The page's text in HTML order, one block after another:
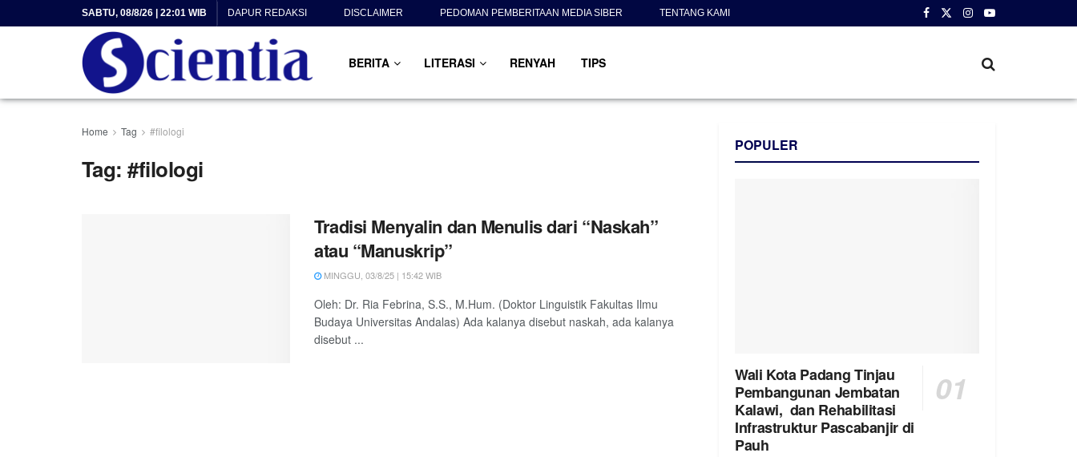
SABTU, 08/8/26 | 22:01 WIB DAPUR REDAKSI DISCLAIMER PEDOMAN PEMBERITAAN MEDIA SIBER TENTANG KAMI
BERITA LITERASI RENYAH TIPS
Home Tag #filologi
Tag:#filologi
Tradisi Menyalin dan Menulis dari “Naskah”
atau “Manuskrip”
MINGGU, 03/8/25 | 15:42 WIB
Oleh: Dr. Ria Febrina, S.S., M.Hum. (Doktor Linguistik Fakultas Ilmu
Budaya Universitas Andalas) Ada kalanya disebut naskah, ada kalanya
disebut ...
POPULER
Wali Kota Padang Tinjau
Pembangunan Jembatan
Kalawi, dan Rehabilitasi
Infrastruktur Pascabanjir di
Pauh